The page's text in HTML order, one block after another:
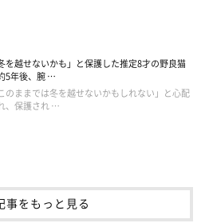
冬を越せないかも」と保護した推定8才の野良猫
5年後、腕 …
このままでは冬を越せないかもしれない」と心配
、保護され …
事をもっと見る